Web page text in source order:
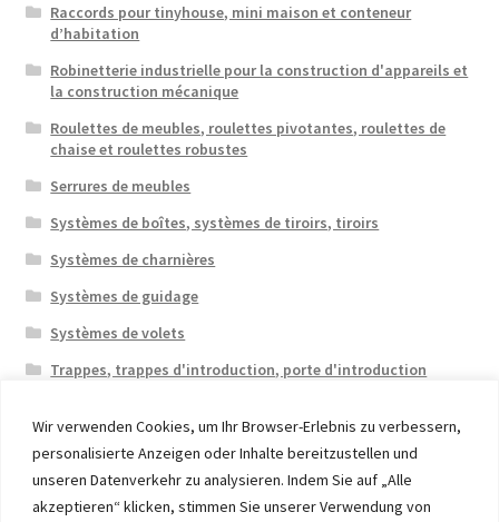
Wir verwenden Cookies, um Ihr Browser-Erlebnis zu verbessern,
personalisierte Anzeigen oder Inhalte bereitzustellen und
unseren Datenverkehr zu analysieren. Indem Sie auf „Alle
akzeptieren“ klicken, stimmen Sie unserer Verwendung von
Raccords pour tinyhouse, mini maison et conteneur
d’habitation
Robinetterie industrielle pour la construction d'appareils et
la construction mécanique
Roulettes de meubles, roulettes pivotantes, roulettes de
chaise et roulettes robustes
Serrures de meubles
Systèmes de boîtes, systèmes de tiroirs, tiroirs
Systèmes de charnières
Systèmes de guidage
Systèmes de volets
Trappes, trappes d'introduction, porte d'introduction